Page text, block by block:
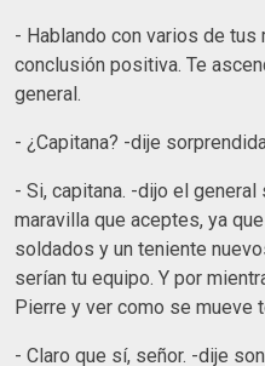
- Hablando con varios de tus
conclusión positiva. Te
general.
- ¿Capitana? -dije
- Si, capitana. -dijo el
maravilla que aceptes, ya
soldados y un teniente
serían tu equipo. Y por
Pierre y ver como se mueve
- Claro que sí, señor. -dije